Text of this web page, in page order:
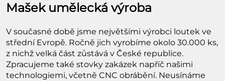
Mašek umělecká výroba
V současné době jsme největšími výrobci loutek ve
střední Evropě. Ročně jich vyrobíme okolo 30.000 ks,
z nichž velká část zůstává v České republice.
Zpracujeme také stovky zakázek napříč našimi
technologiemi, včetně CNC obrábění. Neusínáme